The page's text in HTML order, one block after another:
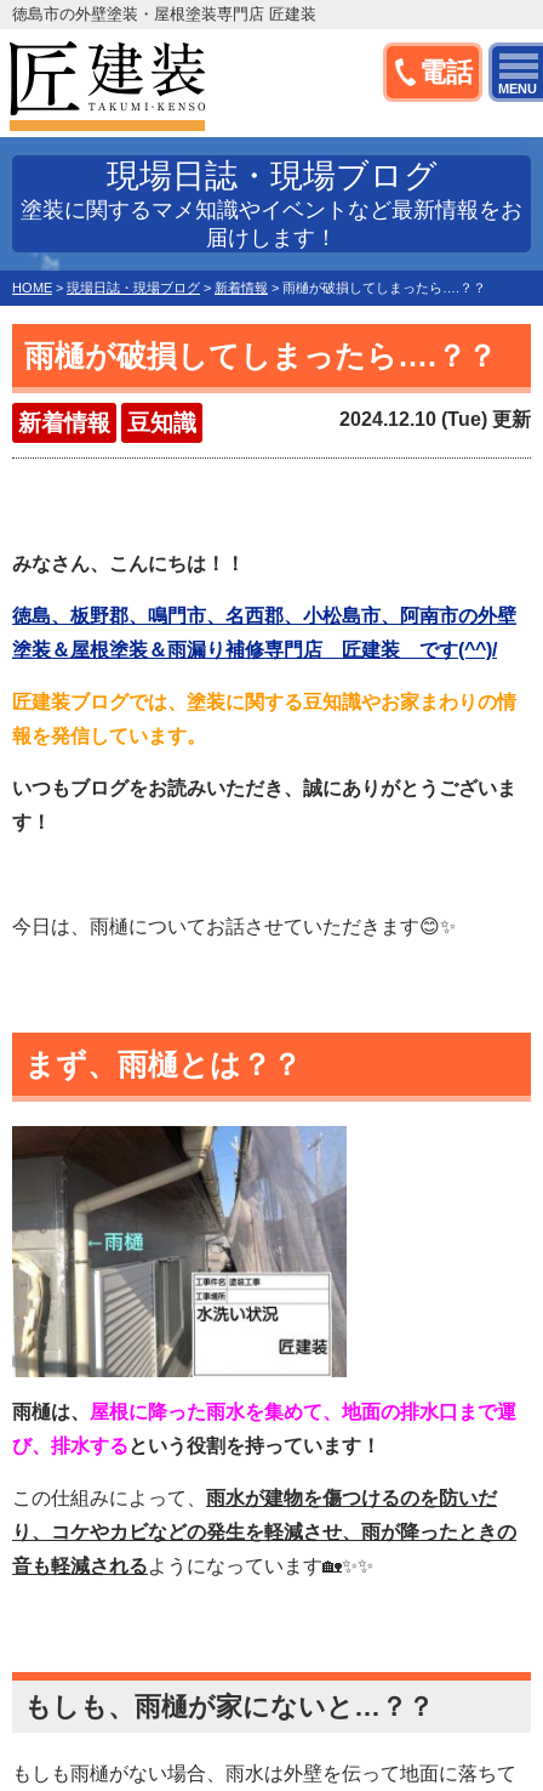
電話
MENU
徳島市の外壁塗装・屋根塗装専門店 匠建装
現場日誌・現場ブログ
塗装に関するマメ知識やイベントなど最新情報をお
届けします！
HOME > 現場日誌・現場ブログ > 新着情報 > 雨樋が破損してしまったら….？？
雨樋が破損してしまったら….？？
新着情報 豆知識 2024.12.10 (Tue) 更新
みなさん、こんにちは！！
徳島、板野郡、鳴門市、名西郡、小松島市、阿南市の外壁
塗装＆屋根塗装＆雨漏り補修専門店 匠建装 です(^^)/
匠建装ブログでは、塗装に関する豆知識やお家まわりの情
報を発信しています。
いつもブログをお読みいただき、誠にありがとうございま
す！
今日は、雨樋についてお話させていただきます😊✨
まず、雨樋とは？？
雨樋は、 屋根に降った雨水を集めて、地面の排水口まで運
び、排水するという役割を持っています！
この仕組みによって、 雨水が建物を傷つけるのを防いだ
り、コケやカビなどの発生を軽減させ、雨が降ったときの
音も軽減されるようになっています🏡✨✨
もしも、雨樋が家にないと…？？
もしも雨樋がない場合、雨水は外壁を伝って地面に落ちて